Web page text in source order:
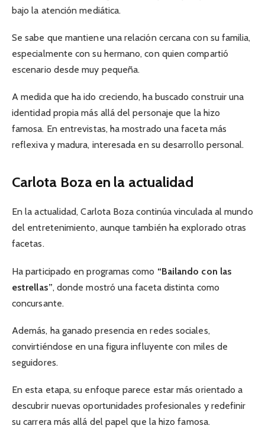
bajo la atención mediática.
Se sabe que mantiene una relación cercana con su familia,
especialmente con su hermano, con quien compartió
escenario desde muy pequeña.
A medida que ha ido creciendo, ha buscado construir una
identidad propia más allá del personaje que la hizo
famosa. En entrevistas, ha mostrado una faceta más
reflexiva y madura, interesada en su desarrollo personal.
Carlota Boza en la actualidad
En la actualidad, Carlota Boza continúa vinculada al mundo
del entretenimiento, aunque también ha explorado otras
facetas.
Ha participado en programas como “Bailando con las
estrellas”, donde mostró una faceta distinta como
concursante.
Además, ha ganado presencia en redes sociales,
convirtiéndose en una figura influyente con miles de
seguidores.
En esta etapa, su enfoque parece estar más orientado a
descubrir nuevas oportunidades profesionales y redefinir
su carrera más allá del papel que la hizo famosa.